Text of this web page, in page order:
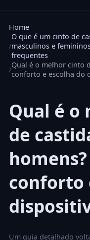
Home
O que é um cinto de
masculinos e
frequentes
Qual é o melhor cinto
conforto e escolha do
Qual é o
de
conforto
Um guia detalhado